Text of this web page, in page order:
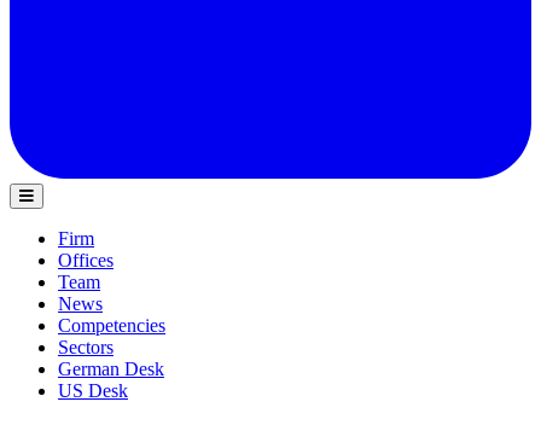
Firm
Offices
Team
News
Competencies
Sectors
German Desk
US Desk